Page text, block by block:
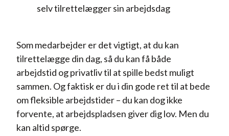
selv tilrettelægger sin arbejdsdag
Som medarbejder er det vigtigt, at du kan
tilrettelægge din dag, så du kan få både
arbejdstid og privatliv til at spille bedst muligt
sammen. Og faktisk er du i din gode ret til at bede
om fleksible arbejdstider – du kan dog ikke
forvente, at arbejdspladsen giver dig lov. Men du
kan altid spørge.